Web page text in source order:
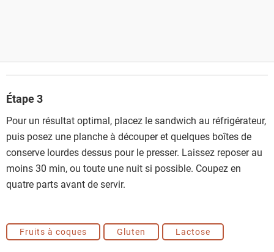
Étape 3
Pour un résultat optimal, placez le sandwich au réfrigérateur,
puis posez une planche à découper et quelques boîtes de
conserve lourdes dessus pour le presser. Laissez reposer au
moins 30 min, ou toute une nuit si possible. Coupez en
quatre parts avant de servir.
Fruits à coques Gluten Lactose